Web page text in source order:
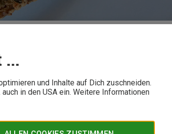
und Inhalte auf Dich zuschneiden.
in den USA ein. Weitere Informationen
wenigen bekannten Wildpflanzen lassen sich
in der Wildkräuterküche geeignet - und